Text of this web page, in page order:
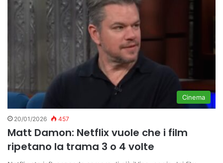
Cinema
20/01/2026 457
Matt Damon: Netflix vuole che i film
ripetano la trama 3 o 4 volte